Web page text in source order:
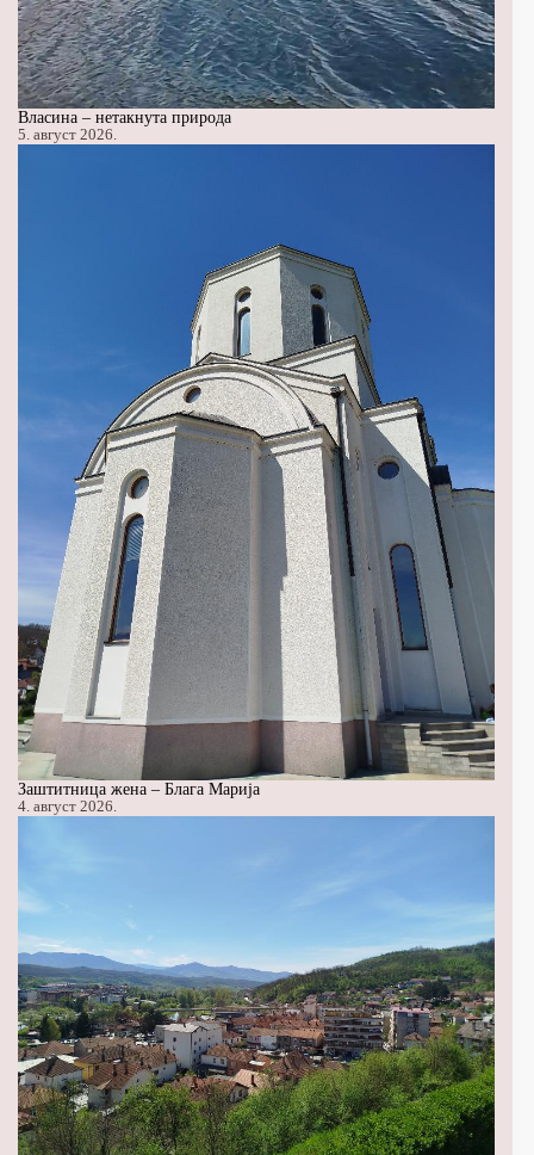
Власина – нетакнута природа
5. август 2026.
Заштитница жена – Блага Марија
4. август 2026.